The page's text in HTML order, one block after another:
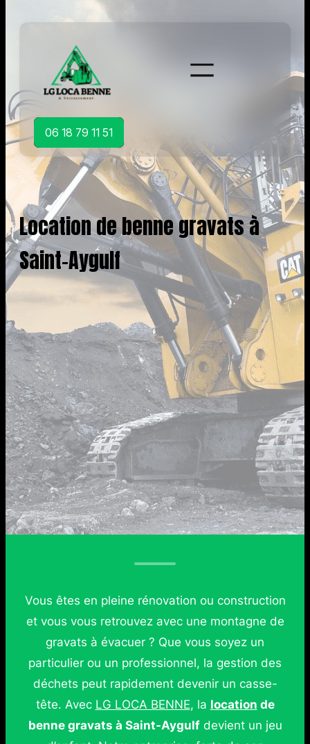
06 18 79 11 51
Location de benne gravats à
Saint-Aygulf
Vous êtes en pleine rénovation ou construction
et vous vous retrouvez avec une montagne de
gravats à évacuer ? Que vous soyez un
particulier ou un professionnel, la gestion des
déchets peut rapidement devenir un casse-
tête. Avec LG LOCA BENNE, la location de
benne gravats à Saint-Aygulfdevient un jeu